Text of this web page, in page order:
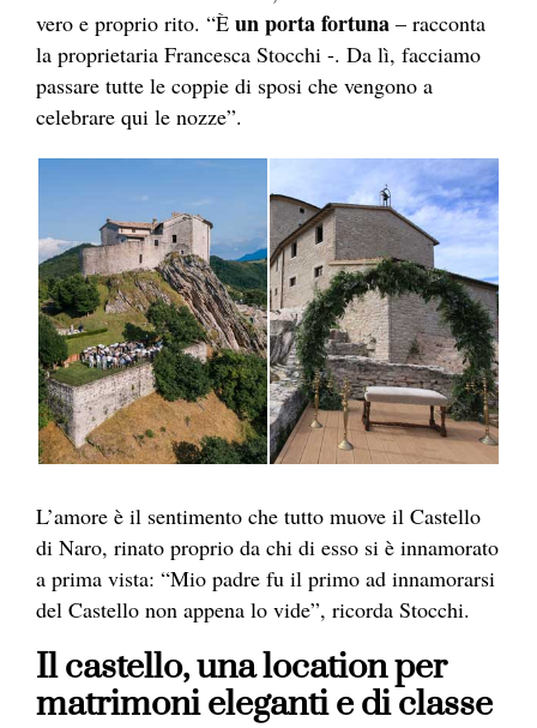
vero e proprio rito. “È un porta fortuna – racconta
la proprietaria Francesca Stocchi -. Da lì, facciamo
passare tutte le coppie di sposi che vengono a
celebrare qui le nozze”.
L’amore è il sentimento che tutto muove il Castello
di Naro, rinato proprio da chi di esso si è innamorato
a prima vista: “Mio padre fu il primo ad innamorarsi
del Castello non appena lo vide”, ricorda Stocchi.
Il castello, una location per
matrimoni eleganti e di classe